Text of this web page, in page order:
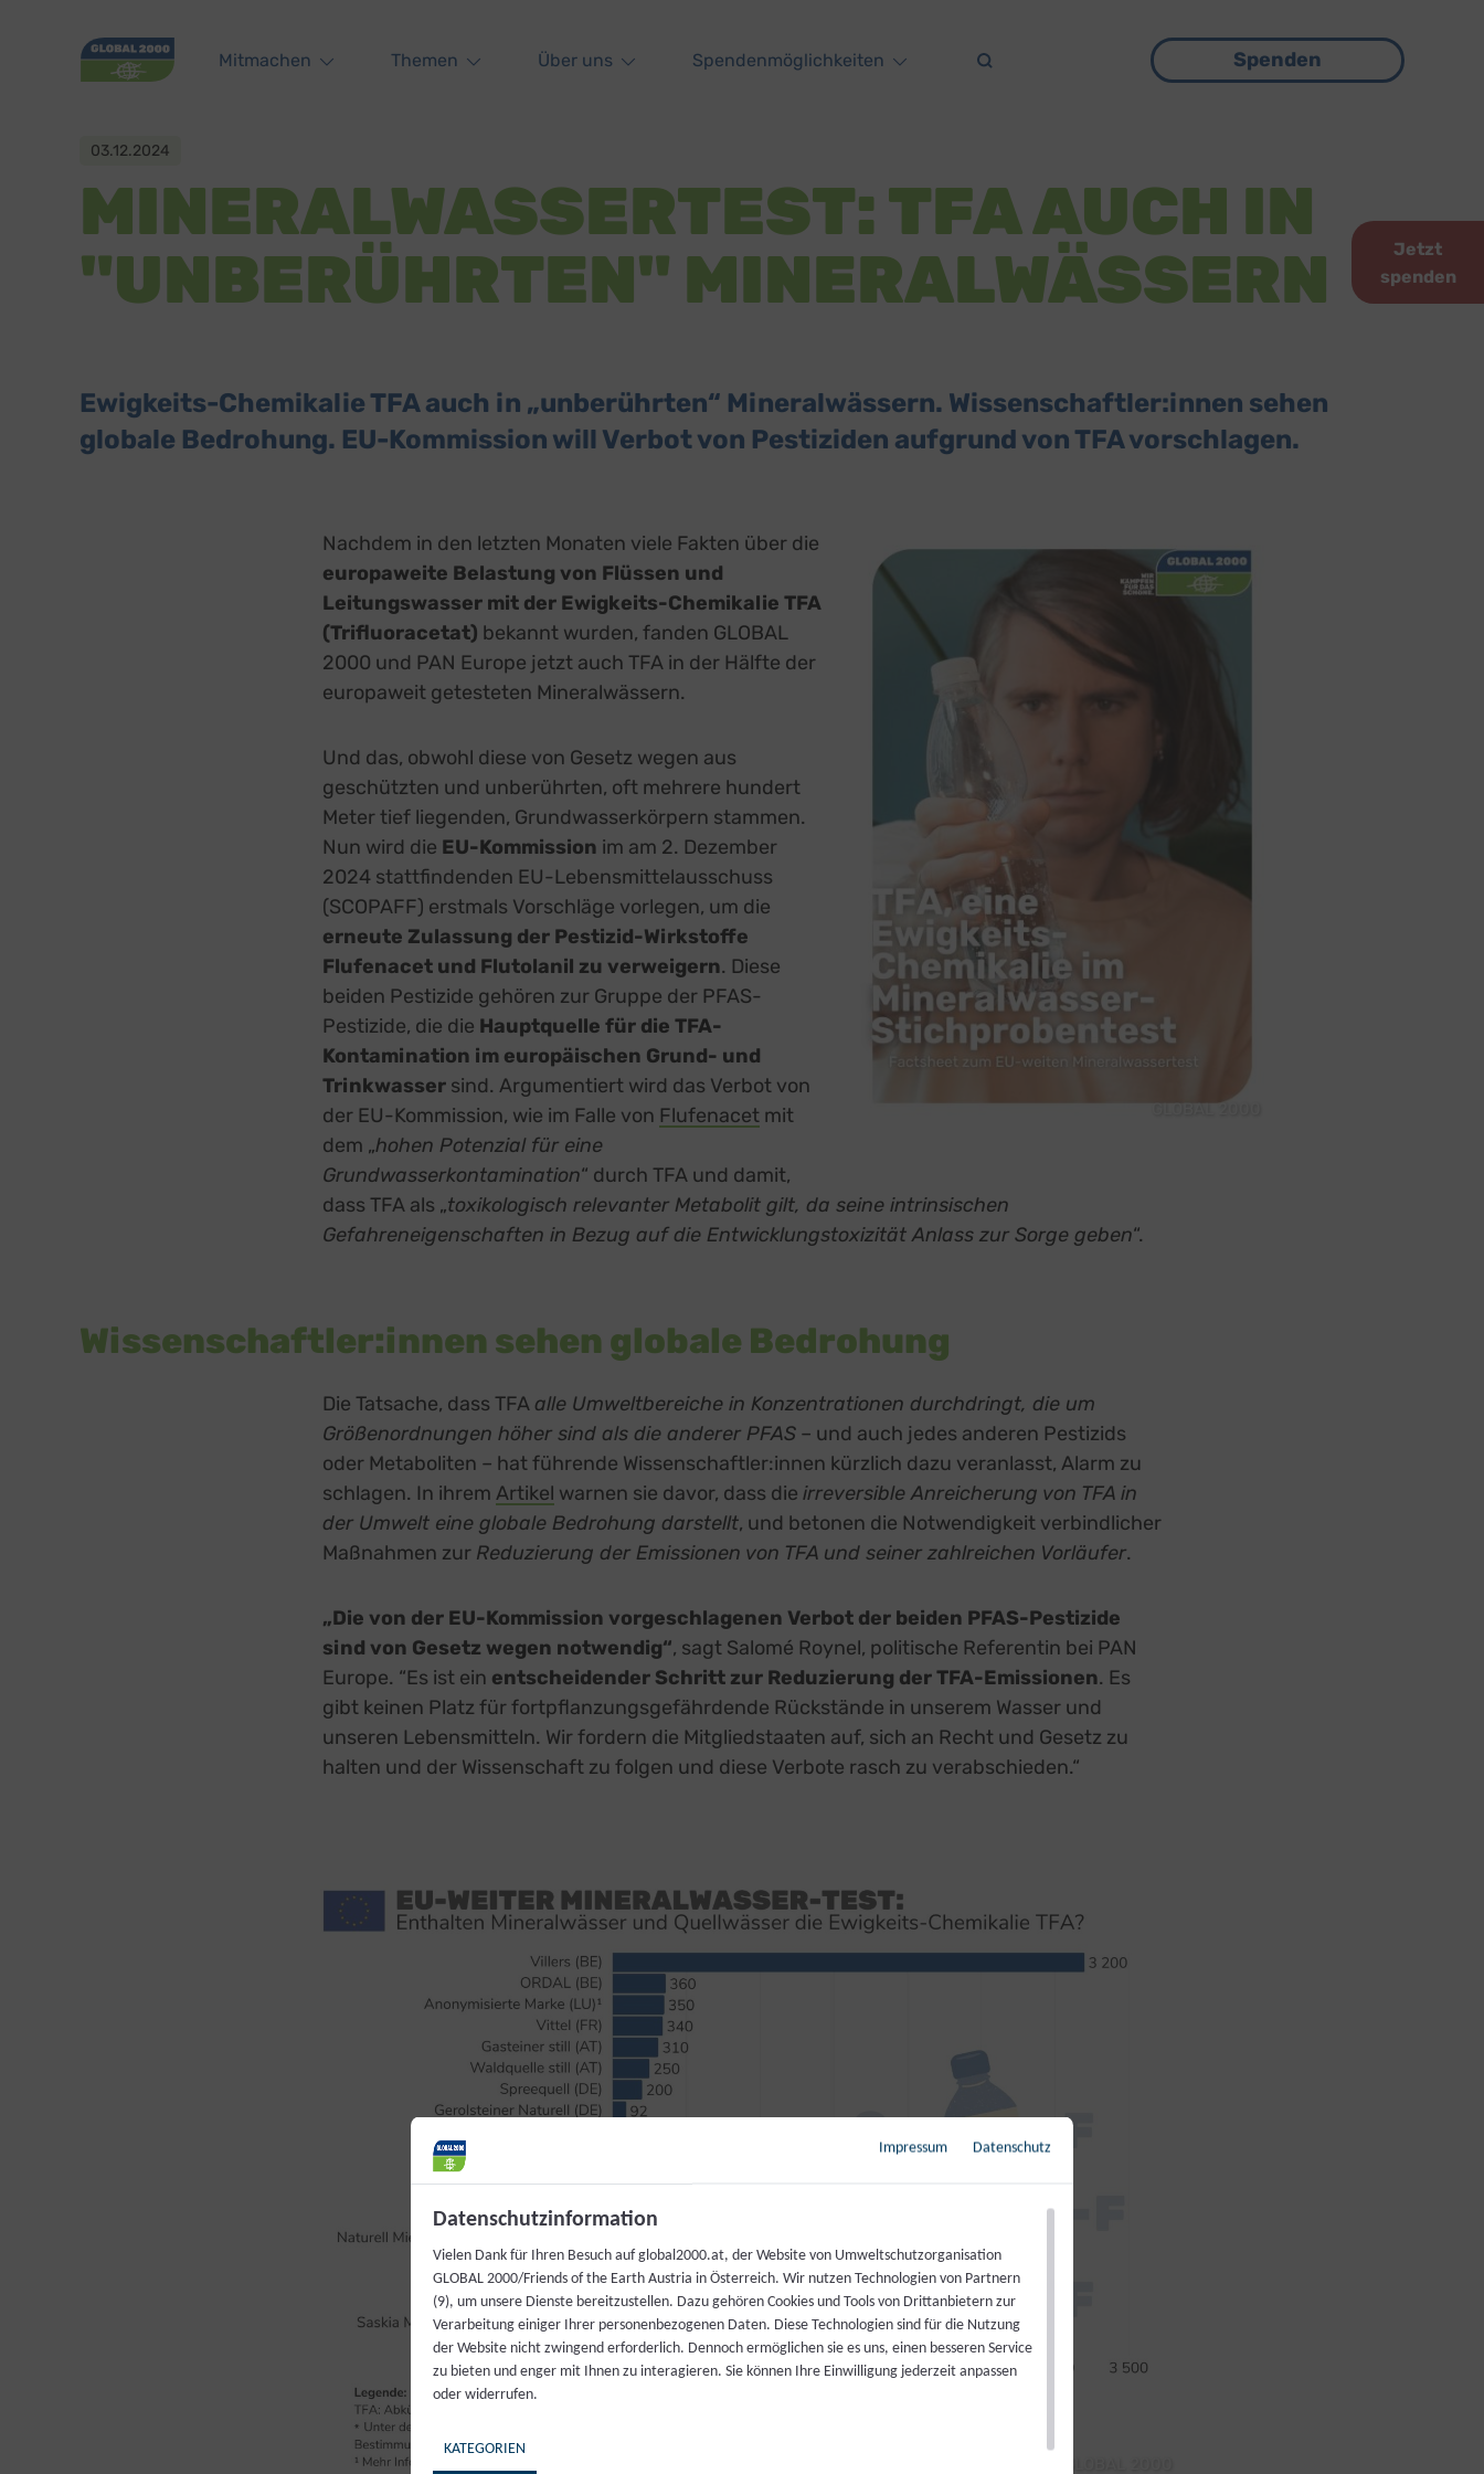
Mitmachen Themen Über uns Spendenmöglichkeiten Spenden
Jetzt
spenden
03.12.2024
MINERALWASSERTEST: TFA AUCH IN
"UNBERÜHRTEN" MINERALWÄSSERN
Ewigkeits-Chemikalie TFA auch in „unberührten“ Mineralwässern. Wissenschaftler:innen sehen
globale Bedrohung. EU-Kommission will Verbot von Pestiziden aufgrund von TFA vorschlagen.
GLOBAL 2000
Nachdem in den letzten Monaten viele Fakten über die
europaweite Belastung von Flüssen und
Leitungswasser mit der Ewigkeits-Chemikalie TFA
(Trifluoracetat) bekannt wurden, fanden GLOBAL
2000 und PAN Europe jetzt auch TFA in der Hälfte der
europaweit getesteten Mineralwässern.
Und das, obwohl diese von Gesetz wegen aus
geschützten und unberührten, oft mehrere hundert
Meter tief liegenden, Grundwasserkörpern stammen.
Nun wird die EU-Kommission im am 2. Dezember
2024 stattfindenden EU-Lebensmittelausschuss
(SCOPAFF) erstmals Vorschläge vorlegen, um die
erneute Zulassung der Pestizid-Wirkstoffe
Flufenacet und Flutolanil zu verweigern. Diese
beiden Pestizide gehören zur Gruppe der PFAS-
Pestizide, die die Hauptquelle für die TFA-
Kontamination im europäischen Grund- und
Trinkwasser sind. Argumentiert wird das Verbot von
der EU-Kommission, wie im Falle von Flufenacet external link, opens in a new tab
mit
dem „hohen Potenzial für eine
Grundwasserkontamination“ durch TFA und damit,
dass TFA als „toxikologisch relevanter Metabolit gilt, da seine intrinsischen
Gefahreneigenschaften in Bezug auf die Entwicklungstoxizität Anlass zur Sorge geben“.
Wissenschaftler:innen sehen globale Bedrohung
Die Tatsache, dass TFA alle Umweltbereiche in Konzentrationen durchdringt, die um
Größenordnungen höher sind als die anderer PFAS – und auch jedes anderen Pestizids
oder Metaboliten – hat führende Wissenschaftler:innen kürzlich dazu veranlasst, Alarm zu
schlagen. In ihrem Artikel external link, opens in a new tab
warnen sie davor, dass die irreversible Anreicherung von TFA in
der Umwelt eine globale Bedrohung darstellt, und betonen die Notwendigkeit verbindlicher
Maßnahmen zur Reduzierung der Emissionen von TFA und seiner zahlreichen Vorläufer.
„Die von der EU-Kommission vorgeschlagenen Verbot der beiden PFAS-Pestizide
sind von Gesetz wegen notwendig“, sagt Salomé Roynel, politische Referentin bei PAN
Europe. “Es ist ein entscheidender Schritt zur Reduzierung der TFA-Emissionen. Es
gibt keinen Platz für fortpflanzungsgefährdende Rückstände in unserem Wasser und
unseren Lebensmitteln. Wir fordern die Mitgliedstaaten auf, sich an Recht und Gesetz zu
halten und der Wissenschaft zu folgen und diese Verbote rasch zu verabschieden.“
Impressum Datenschutz
Datenschutzinformation
Vielen Dank für Ihren Besuch auf global2000.at, der Website von Umweltschutzorganisation
GLOBAL 2000/Friends of the Earth Austria in Österreich. Wir nutzen Technologien von Partnern
(9), um unsere Dienste bereitzustellen. Dazu gehören Cookies und Tools von Drittanbietern zur
Verarbeitung einiger Ihrer personenbezogenen Daten. Diese Technologien sind für die Nutzung
der Website nicht zwingend erforderlich. Dennoch ermöglichen sie es uns, einen besseren Service
zu bieten und enger mit Ihnen zu interagieren. Sie können Ihre Einwilligung jederzeit anpassen
oder widerrufen.
KATEGORIEN